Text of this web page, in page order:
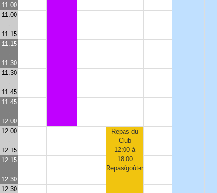
11:00
11:00
-
11:15
11:15
-
11:30
11:30
-
11:45
11:45
-
12:00
12:00
-
12:15
Repas du
Club
12:00 à
18:00
Repas/goûter
12:15
-
12:30
12:30